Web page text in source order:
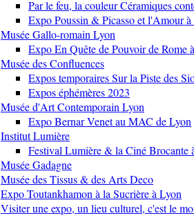
Par le feu, la couleur Céramiques
Expo Poussin & Picasso et l'Amour
Musée Gallo-romain Lyon
Expo En Quête de Pouvoir de Rome
Musée des Confluences
Expos temporaires Sur la Piste des
Expos éphémères 2023
Musée d'Art Contemporain Lyon
Expo Bernar Venet au MAC de Lyon
Institut Lumière
Festival Lumière & la Ciné Brocante
Musée Gadagne
Musée des Tissus & des Arts Deco
Expo Toutankhamon à la Sucrière à Lyon
Visiter une expo, un lieu culturel, c'est le